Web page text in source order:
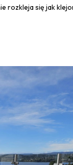
rozkleja się jak